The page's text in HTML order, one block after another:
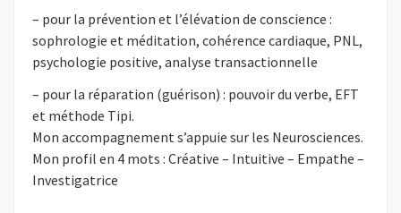
– pour la prévention et l’élévation de conscience :
sophrologie et méditation, cohérence cardiaque, PNL,
psychologie positive, analyse transactionnelle
– pour la réparation (guérison) : pouvoir du verbe, EFT
et méthode Tipi.
Mon accompagnement s’appuie sur les Neurosciences.
Mon profil en 4 mots : Créative – Intuitive – Empathe –
Investigatrice